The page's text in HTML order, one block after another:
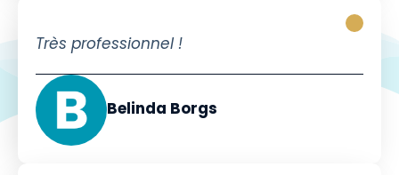
Très professionnel !
Belinda Borgs